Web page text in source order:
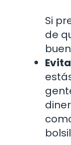
Si
de